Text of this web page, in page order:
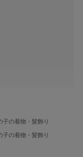
子の着物・髪飾り
子の着物・髪飾り